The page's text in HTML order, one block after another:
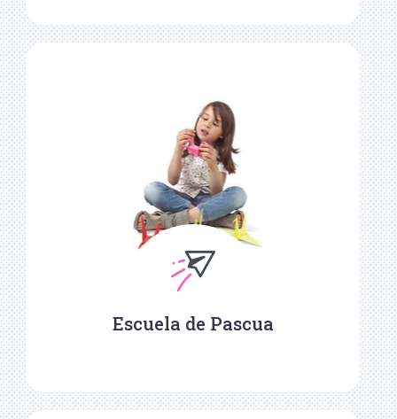
Escuela de Pascua